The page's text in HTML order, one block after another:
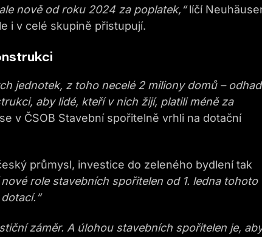
nově od roku 2024 za poplatek,“líčí
i v celé skupině přistupují.
jednotek, z toho necelé2 milionydomů–
aby lidé, kteří v nich žijí, platili méně za
v ČSOB Stavební spořitelně vrhli na dotační
průmysl, investice do zeleného bydlení tak
nové role stavebních spořitelen od 1. lednatohoto
“
záměr. A úlohou stavebních spořitelen je,